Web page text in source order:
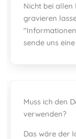
Nicht bei
gravieren
sende uns
Muss ich den
verwenden?
Das wäre der